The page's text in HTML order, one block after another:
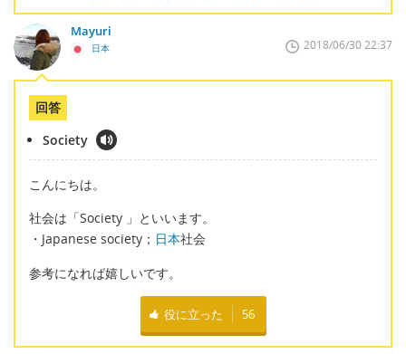
Mayuri
日本 2018/06/30 22:37
回答
Society
こんにちは。
社会は「Society 」といいます。
・Japanese society； 日本社会
参考になれば嬉しいです。
役に立った 56